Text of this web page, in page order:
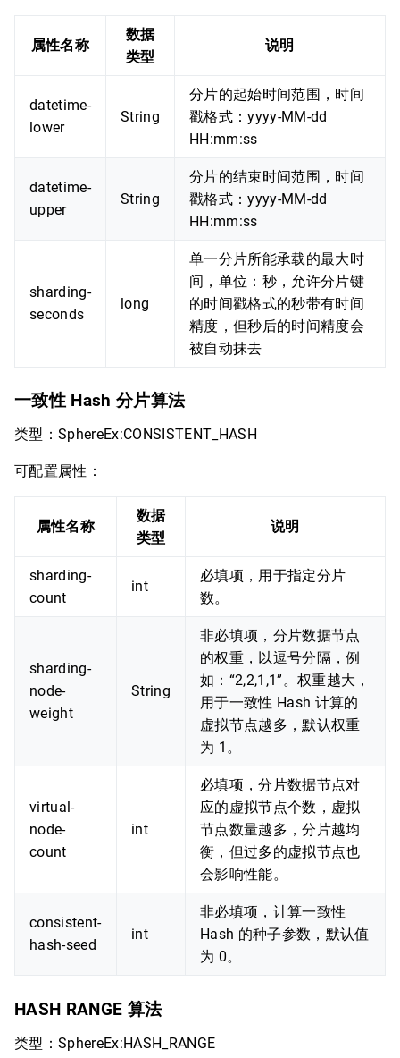
属性名称
数据
类型
说明
datetime-
lower
String
分片的起始时间范围，时间
戳格式：yyyy-MM-dd
HH:mm:ss
datetime-
upper
String
分片的结束时间范围，时间
戳格式：yyyy-MM-dd
HH:mm:ss
sharding-
seconds
long
单一分片所能承载的最大时
间，单位：秒，允许分片键
的时间戳格式的秒带有时间
精度，但秒后的时间精度会
被自动抹去
一致性 Hash 分片算法
类型：SphereEx:CONSISTENT_HASH
可配置属性：
属性名称
数据
类型
说明
sharding-
count
int
必填项，用于指定分片
数。
sharding-
node-
weight
String
非必填项，分片数据节点
的权重，以逗号分隔，例
如：“2,2,1,1”。权重越大，
用于一致性 Hash 计算的
虚拟节点越多，默认权重
为 1。
virtual-
node-
count
int
必填项，分片数据节点对
应的虚拟节点个数，虚拟
节点数量越多，分片越均
衡，但过多的虚拟节点也
会影响性能。
consistent-
hash-seed
int
非必填项，计算一致性
Hash 的种子参数，默认值
为 0。
HASH RANGE 算法
类型：SphereEx:HASH_RANGE